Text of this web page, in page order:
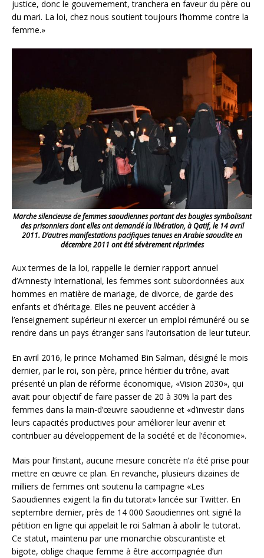
justice, donc le gouvernement, tranchera en faveur du père ou
du mari. La loi, chez nous soutient toujours l’homme contre la
femme.»
Marche silencieuse de femmes saoudiennes portant des bougies symbolisant
des prisonniers dont elles ont demandé la libération, à Qatif, le 14 avril
2011. D’autres manifestations pacifiques tenues en Arabie saoudite en
décembre 2011 ont été sévèrement réprimées
Aux termes de la loi, rappelle le dernier rapport annuel
d’Amnesty International, les femmes sont subordonnées aux
hommes en matière de mariage, de divorce, de garde des
enfants et d’héritage. Elles ne peuvent accéder à
l’enseignement supérieur ni exercer un emploi rémunéré ou se
rendre dans un pays étranger sans l’autorisation de leur tuteur.
En avril 2016, le prince Mohamed Bin Salman, désigné le mois
dernier, par le roi, son père, prince héritier du trône, avait
présenté un plan de réforme économique, «Vision 2030», qui
avait pour objectif de faire passer de 20 à 30% la part des
femmes dans la main-d’œuvre saoudienne et «d’investir dans
leurs capacités productives pour améliorer leur avenir et
contribuer au développement de la société et de l’économie».
Mais pour l’instant, aucune mesure concrète n’a été prise pour
mettre en œuvre ce plan. En revanche, plusieurs dizaines de
milliers de femmes ont soutenu la campagne «Les
Saoudiennes exigent la fin du tutorat» lancée sur Twitter. En
septembre dernier, près de 14 000 Saoudiennes ont signé la
pétition en ligne qui appelait le roi Salman à abolir le tutorat.
Ce statut, maintenu par une monarchie obscurantiste et
bigote, oblige chaque femme à être accompagnée d’un